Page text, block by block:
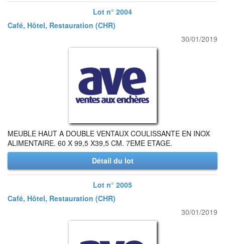
Lot n° 2004
Café, Hôtel, Restauration (CHR)
30/01/2019
MEUBLE HAUT A DOUBLE VENTAUX COULISSANTE EN INOX
ALIMENTAIRE. 60 X 99,5 X39,5 CM. 7EME ETAGE.
Détail du lot
Lot n° 2005
Café, Hôtel, Restauration (CHR)
30/01/2019